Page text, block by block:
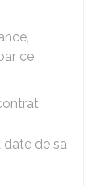
ce
date de sa